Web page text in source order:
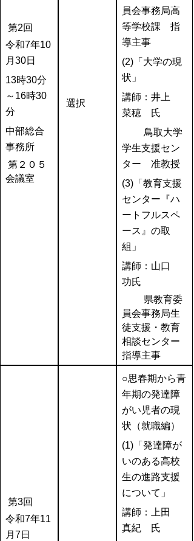
第2回
令和7年10
月30日
13時30分
～16時30
分
中部総合
事務所
第２０５
会議室
選択
員会事務局高
等学校課 指
導主事
(2)「大学の現
状」
講師：井上
菜穂 氏
鳥取大学
学生支援セン
ター 准教授
(3)「教育支援
センター『ハ
ートフルスペ
ース』の取
組」
講師：山口
功氏
県教育委
員会事務局生
徒支援・教育
相談センター
指導主事
第3回
令和7年11
月7日
○思春期から青
年期の発達障
がい児者の現
状（就職編）
(1)「発達障が
いのある高校
生の進路支援
について」
講師：上田
真紀 氏